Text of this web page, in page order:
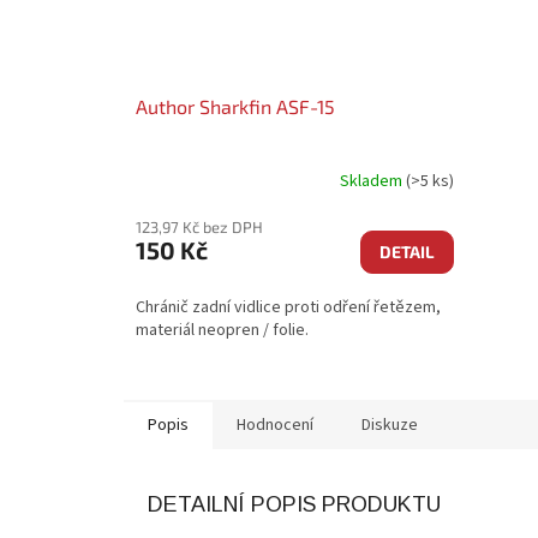
Author Sharkfin ASF-15
Skladem (>5 ks)
123,97 Kč bez DPH
150 Kč DETAIL
Chránič zadní vidlice proti odření řetězem,
materiál neopren / folie.
Popis Hodnocení Diskuze
DETAILNÍ POPIS PRODUKTU